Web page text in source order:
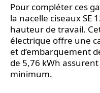
Pour compléter ces
la nacelle ciseaux SE
hauteur de travail.
électrique offre une
et d’embarquement
de 5,76 kWh
minimum.